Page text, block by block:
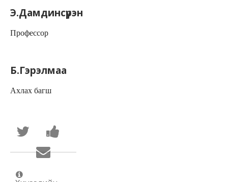
Э.Дамдинсүрэн
Профессор
Б.Гэрэлмаа
Ахлах багш
энэ
курст
хамрагдсан
гэдгийг
гэж
Энэ
курст
хамрагдсан